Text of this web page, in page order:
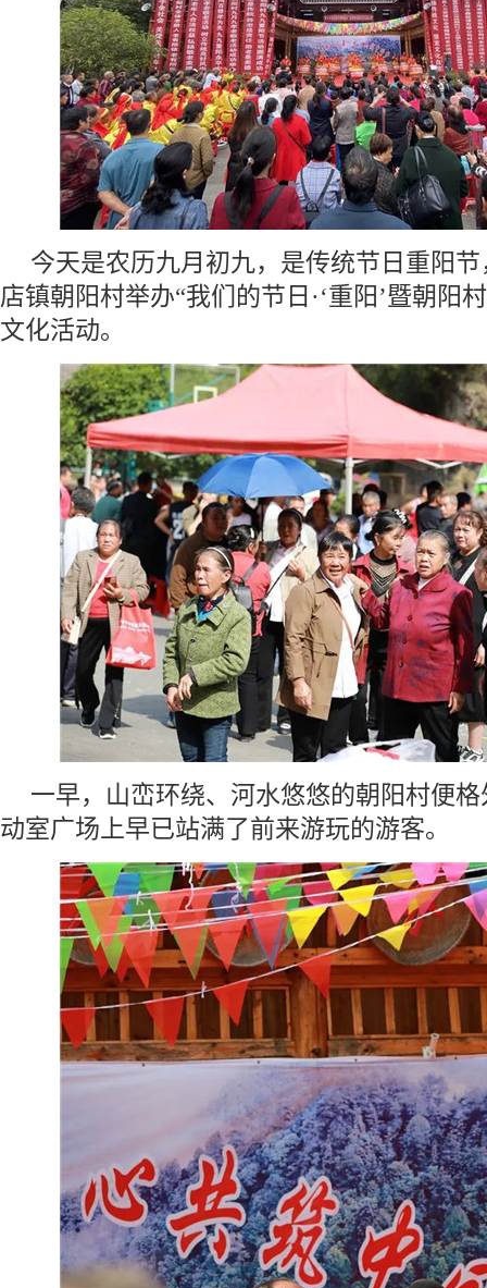
今天是农历九月初九，是传统节日重阳
店镇朝阳村举办“我们的节日·‘重阳’暨朝阳
文化活动。
一早，山峦环绕、河水悠悠的朝阳村便
动室广场上早已站满了前来游玩的游客。